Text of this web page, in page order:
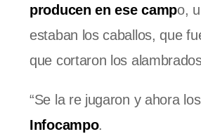
producen en ese campo,
estaban los caballos, que
que cortaron los
“Se la re jugaron y ahora
Infocampo.